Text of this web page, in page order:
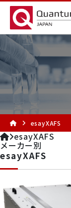
esayXAFS
esayXAFS
メーカー別
esayXAFS